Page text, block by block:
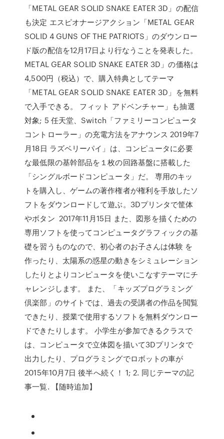
「METAL GEAR SOLID SNAKE EATER 3D」の配信
も決定 エスピオナージアクション「METAL GEAR
SOLID 4 GUNS OF THE PATRIOTS」のダウンロー
ド版の配信を12月17日より行なうことを発表した。
METAL GEAR SOLID SNAKE EATER 3D」の価格は
4,500円（税込）で、購入特典としてテーマ
「METAL GEAR SOLID SNAKE EATER 3D」を無料
で入手できる。 フィット アドベンチャー」も抽選
対象; 5 任天堂、Switch「ファミリーコンピュータ
コントローラー」の充電方法をアナウンス 2019年7
月18日 ラズベリーパイ」は、コンピュータに必要
な最低限の基幹部品を１枚の回路基盤に搭載した
「シングルボードコンピュータ」だ。 専用のキッ
トを購入し、ゲームの著作権者が権利を手放したソ
フトをダウンロードして遊ぶ。3Dプリンタで筐体
やボタン 2017年11月15日 また、図形を描くための
専用ソフトを使ってコンピュータグラフィックの基
礎を習うものなので、初心者のお子さんは体験 を
作ったり、太陽系の惑星の動きをシミュレーション
したりとよりコンピュータを使いこなすテーマにチ
ャレンジします。 また、「キッズプログラミング
倶楽部」のサイトでは、過去の受講者の作品を閲覧
できたり、授業で使用するソフトを無料ダウンロー
ドできたりします。 小学生が参加できるクラスで
は、コンピュータで立体図を描いて3Dプリンタで
出力したり、プログラミングでロボットの車が
2015年10月7日 後半へ続く！ 1; 2. 同じテーマの記
事一覧. 【随時追加】